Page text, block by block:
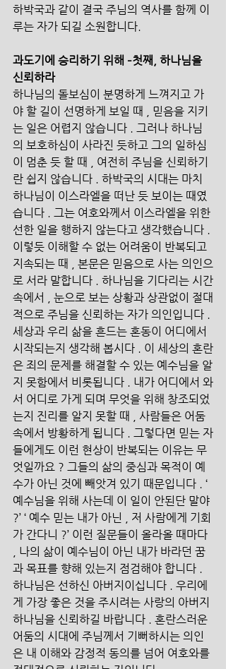
하박국과 같이 결국 주님의 역사를 함께 이
루는 자가 되길 소원합니다.
과도기에 승리하기 위해 –첫째, 하나님을
신뢰하라
하나님의 돌보심이 분명하게 느껴지고 가
야 할 길이 선명하게 보일 때 , 믿음을 지키
는 일은 어렵지 않습니다 . 그러나 하나님
의 보호하심이 사라진 듯하고 그의 일하심
이 멈춘 듯 할 때 , 여전히 주님을 신뢰하기
란 쉽지 않습니다 . 하박국의 시대는 마치
하나님이 이스라엘을 떠난 듯 보이는 때였
습니다 . 그는 여호와께서 이스라엘을 위한
선한 일을 행하지 않는다고 생각했습니다 .
이렇듯 이해할 수 없는 어려움이 반복되고
지속되는 때 , 본문은 믿음으로 사는 의인으
로 서라 말합니다 . 하나님을 기다리는 시간
속에서 , 눈으로 보는 상황과 상관없이 절대
적으로 주님을 신뢰하는 자가 의인입니다 .
세상과 우리 삶을 흔드는 혼동이 어디에서
시작되는지 생각해 봅시다 . 이 세상의 혼란
은 죄의 문제를 해결할 수 있는 예수님을 알
지 못함에서 비롯됩니다 . 내가 어디에서 와
서 어디로 가게 되며 무엇을 위해 창조되었
는지 진리를 알지 못할 때 , 사람들은 어둠
속에서 방황하게 됩니다 . 그렇다면 믿는 자
들에게도 이런 현상이 반복되는 이유는 무
엇일까요 ? 그들의 삶의 중심과 목적이 예
수가 아닌 것에 빼앗겨 있기 때문입니다 . ‘
예수님을 위해 사는데 이 일이 안된단 말야
?’ ‘ 예수 믿는 내가 아닌 , 저 사람에게 기회
가 간다니 ?’ 이런 질문들이 올라올 때마다
, 나의 삶이 예수님이 아닌 내가 바라던 꿈
과 목표를 향해 있는지 점검해야 합니다 .
하나님은 선하신 아버지이십니다 . 우리에
게 가장 좋은 것을 주시려는 사랑의 아버지
하나님을 신뢰하길 바랍니다 . 혼란스러운
어둠의 시대에 주님께서 기뻐하시는 의인
은 내 이해와 감정적 동의를 넘어 여호와를